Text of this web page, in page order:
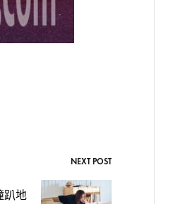
NEXT POST
趴地